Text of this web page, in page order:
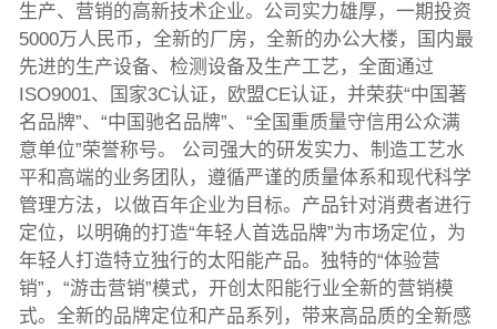
生产、营销的高新技术企业。公司实力雄厚，一期投资
5000万人民币，全新的厂房，全新的办公大楼，国内最
先进的生产设备、检测设备及生产工艺，全面通过
ISO9001、国家3C认证，欧盟CE认证，并荣获“中国著
名品牌”、“中国驰名品牌”、“全国重质量守信用公众满
意单位”荣誉称号。 公司强大的研发实力、制造工艺水
平和高端的业务团队，遵循严谨的质量体系和现代科学
管理方法，以做百年企业为目标。产品针对消费者进行
定位，以明确的打造“年轻人首选品牌”为市场定位，为
年轻人打造特立独行的太阳能产品。独特的“体验营
销”，“游击营销”模式，开创太阳能行业全新的营销模
式。全新的品牌定位和产品系列，带来高品质的全新感